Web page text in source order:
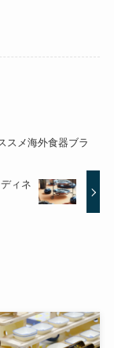
スメ海外食器ブラ
ィネ